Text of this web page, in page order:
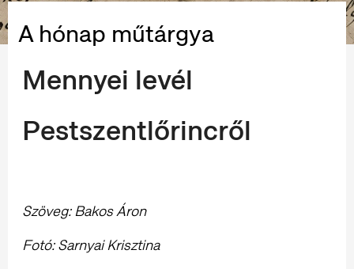
A hónap műtárgya
Mennyei levél
Pestszentlőrincről
Szöveg: Bakos Áron
Fotó: Sarnyai Krisztina